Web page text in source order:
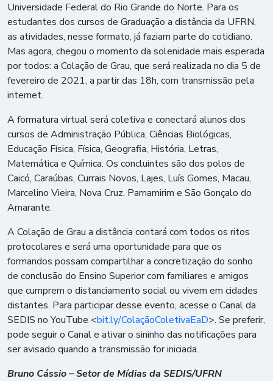
Universidade Federal do Rio Grande do Norte. Para os
estudantes dos cursos de Graduação a distância da UFRN,
as atividades, nesse formato, já faziam parte do cotidiano.
Mas agora, chegou o momento da solenidade mais esperada
por todos: a Colação de Grau, que será realizada no dia 5 de
fevereiro de 2021, a partir das 18h, com transmissão pela
internet.
A formatura virtual será coletiva e conectará alunos dos
cursos de Administração Pública, Ciências Biológicas,
Educação Física, Física, Geografia, História, Letras,
Matemática e Química. Os concluintes são dos polos de
Caicó, Caraúbas, Currais Novos, Lajes, Luís Gomes, Macau,
Marcelino Vieira, Nova Cruz, Parnamirim e São Gonçalo do
Amarante.
A Colação de Grau a distância contará com todos os ritos
protocolares e será uma oportunidade para que os
formandos possam compartilhar a concretização do sonho
de conclusão do Ensino Superior com familiares e amigos
que cumprem o distanciamento social ou vivem em cidades
distantes. Para participar desse evento, acesse o Canal da
SEDIS no YouTube <bit.ly/ColaçãoColetivaEaD>. Se preferir,
pode seguir o Canal e ativar o sininho das notificações para
ser avisado quando a transmissão for iniciada.
Bruno Cássio – Setor de Mídias da SEDIS/UFRN